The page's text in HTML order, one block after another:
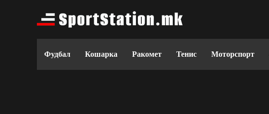
Фудбал Кошарка Ракомет Тенис Моторспорт